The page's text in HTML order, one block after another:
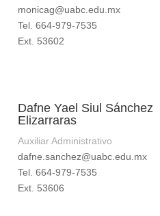
monicag@uabc.edu.mx
Tel. 664-979-7535
Ext. 53602
Dafne Yael Siul Sánchez
Elizarraras
Auxiliar Administrativo
dafne.sanchez@uabc.edu.mx
Tel. 664-979-7535
Ext. 53606